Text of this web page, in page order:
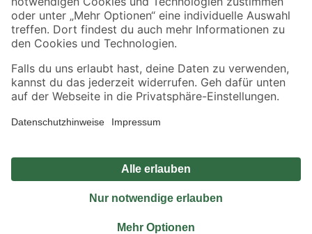
Alle Preisangaben in EUR inkl. gesetzl. MwSt.. Die dargestellten Angebote sind unter
Umständen nicht in allen Märkten verfügbar. Die angegebenen Verfügbarkeiten beziehen
Produkte nur solange der Vorrat reicht.
*Paketversand ab 59 € versandkostenfrei, gilt nicht für Artikel mit Speditionsversand, hier
Privatsphäre Impressum
Nutzungsbedingungen
Widerrufsrecht
Vertrag widerrufen
© 2026 toom Baumarkt GmbH